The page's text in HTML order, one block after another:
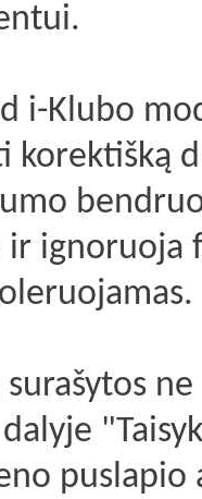
i-Klubo
korektišką
ir ignoruoja
puslapio